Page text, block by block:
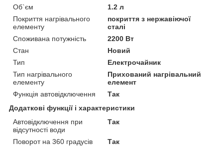
Об`єм
1.2 л
Покриття нагрівального
елементу
покриття з нержавіючої
сталі
Споживана потужність
2200 Вт
Стан
Новий
Тип
Електрочайник
Тип нагрівального
елементу
Прихований нагрівальний
елемент
Функція автовідключення
Так
Додаткові функції і характеристики
Автовідключення при
відсутності води
Так
Поворот на 360 градусів Так